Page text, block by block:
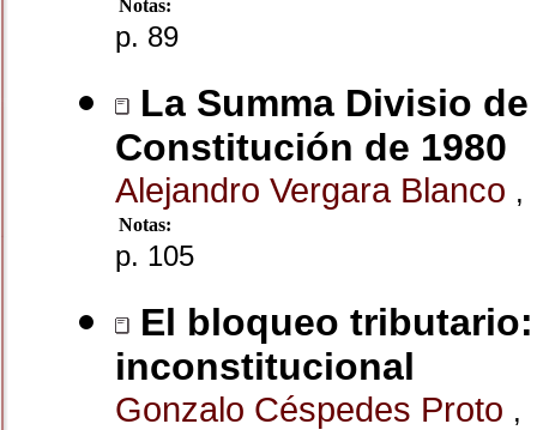
Notas:
p. 89
La Summa Divisio
Constitución de 1980
Alejandro Vergara Blanco ,
Notas:
p. 105
El bloqueo
inconstitucional
Gonzalo Céspedes Proto ,